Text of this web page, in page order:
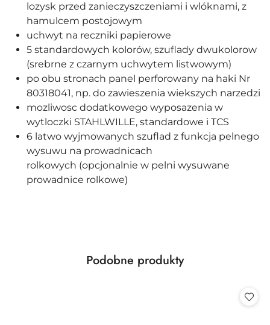
lozysk przed zanieczyszczeniami i wlóknami, z
hamulcem postojowym
uchwyt na reczniki papierowe
5 standardowych kolorów, szuflady dwukolorow
(srebrne z czarnym uchwytem listwowym)
po obu stronach panel perforowany na haki Nr
80318041, np. do zawieszenia wiekszych narzedzi
mozliwosc dodatkowego wyposazenia w
wytloczki STAHLWILLE, standardowe i TCS
6 latwo wyjmowanych szuflad z funkcja pelnego
wysuwu na prowadnicach
rolkowych (opcjonalnie w pelni wysuwane
prowadnice rolkowe)
Pomiń karuzelę produktów
Produkty
Podobne produkty